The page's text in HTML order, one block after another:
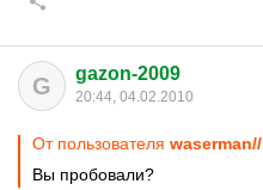
G gazon-2009
20:44, 04.02.2010
От пользователя waserman//
Вы пробовали?